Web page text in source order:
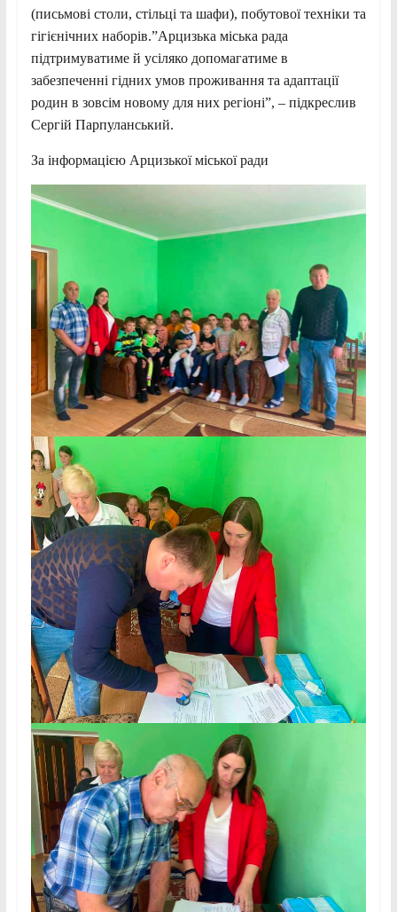
(письмові столи, стільці та шафи), побутової техніки та
гігієнічних наборів.”Арцизька міська рада
підтримуватиме й усіляко допомагатиме в
забезпеченні гідних умов проживання та адаптації
родин в зовсім новому для них регіоні”, – підкреслив
Сергій Парпуланський.
За інформацією Арцизької міської ради